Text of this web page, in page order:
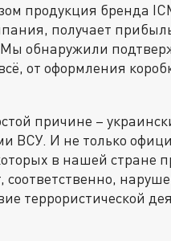
продукция бренда
получает
обнаружили
от оформления
причине –
ВСУ. И не только
в нашей стране
террористической